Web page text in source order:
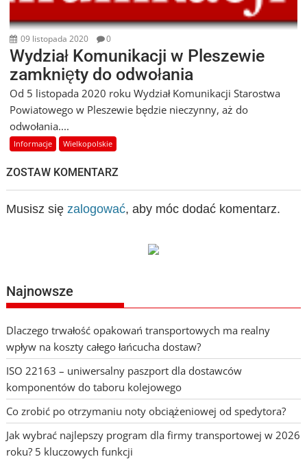
09 listopada 2020 0
Wydział Komunikacji w Pleszewie
zamknięty do odwołania
Od 5 listopada 2020 roku Wydział Komunikacji Starostwa
Powiatowego w Pleszewie będzie nieczynny, aż do
odwołania....
Informacje Wielkopolskie
ZOSTAW KOMENTARZ
Musisz sięzalogować, aby móc dodać komentarz.
Najnowsze
Dlaczego trwałość opakowań transportowych ma realny
wpływ na koszty całego łańcucha dostaw?
ISO 22163 – uniwersalny paszport dla dostawców
komponentów do taboru kolejowego
Co zrobić po otrzymaniu noty obciążeniowej od spedytora?
Jak wybrać najlepszy program dla firmy transportowej w 2026
roku? 5 kluczowych funkcji